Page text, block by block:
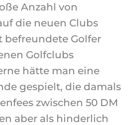
Anzahl von
die neuen Clubs
Golfer
Golfclubs
hätte man eine
gespielt, die damals
zwischen 50 DM
aber als hinderlich